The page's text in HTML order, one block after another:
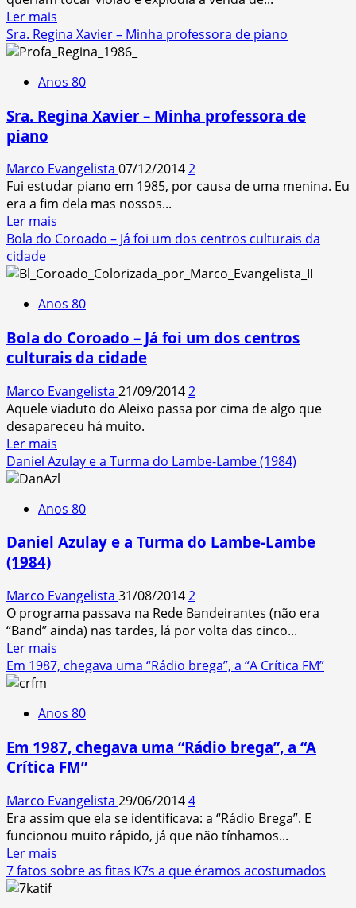
´s
Ler mais
more
about
e
–
violão
&
guitarra
dos
80
Sra. Regina Xavier – Minha professora de piano
Anos 80
Sra. Regina Xavier – Minha professora de
piano
Marco Evangelista 07/12/20142
Fui estudar piano em 1985, por causa de uma menina. Eu
era a fim dela mas nossos...
Ler mais
more
Sra.
Xavier
Minha
professora
piano
Bola do Coroado – Já foi um dos centros culturais da
cidade
Anos 80
Bola do Coroado – Já foi um dos centros
culturais da cidade
Marco Evangelista 21/09/20142
Aquele viaduto do Aleixo passa por cima de algo que
desapareceu há muito.
Ler mais
more
about
do
–
um
dos
centros
culturais
da
Daniel Azulay e a Turma do Lambe-Lambe (1984)
Anos 80
Daniel Azulay e a Turma do Lambe-Lambe
(1984)
Marco Evangelista 31/08/20142
O programa passava na Rede Bandeirantes (não era
“Band” ainda) nas tardes, lá por volta das cinco...
Ler mais
more
Azulay
a
Turma
Lambe-
Lambe
(1984)
Em 1987, chegava uma “Rádio brega”, a “A Crítica FM”
Anos 80
Em 1987, chegava uma “Rádio brega”, a “A
Crítica FM”
Marco Evangelista 29/06/20144
Era assim que ela se identificava: a “Rádio Brega”. E
funcionou muito rápido, já que não tínhamos...
Ler mais
more
7 fatos sobre as fitas K7s a que éramos acostumados